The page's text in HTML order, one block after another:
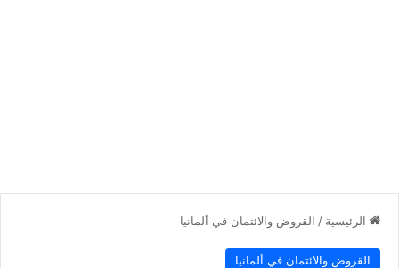
الرئيسية / القروض والائتمان في ألمانيا
القروض والائتمان في ألمانيا